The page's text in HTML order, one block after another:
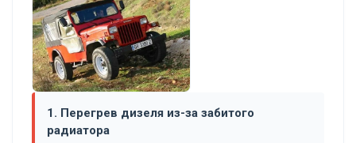
1. Перегрев дизеля из-за забитого
радиатора